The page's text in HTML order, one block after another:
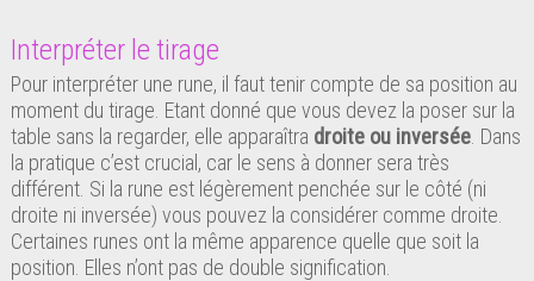
Interpréter le tirage
Pour interpréter une rune, il faut tenir compte de sa position au
moment du tirage. Etant donné que vous devez la poser sur la
table sans la regarder, elle apparaîtra droite ou inversée. Dans
la pratique c’est crucial, car le sens à donner sera très
différent. Si la rune est légèrement penchée sur le côté (ni
droite ni inversée) vous pouvez la considérer comme droite.
Certaines runes ont la même apparence quelle que soit la
position. Elles n’ont pas de double signification.